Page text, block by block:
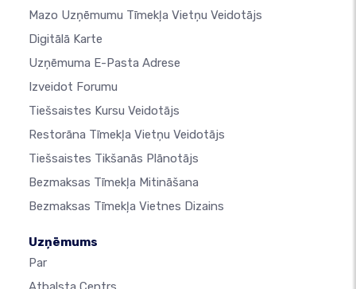
Mazo Uzņēmumu Tīmekļa Vietņu Veidotājs
Digitālā Karte
Uzņēmuma E-Pasta Adrese
Izveidot Forumu
Tiešsaistes Kursu Veidotājs
Restorāna Tīmekļa Vietņu Veidotājs
Tiešsaistes Tikšanās Plānotājs
Bezmaksas Tīmekļa Mitināšana
Bezmaksas Tīmekļa Vietnes Dizains
Uzņēmums
Par